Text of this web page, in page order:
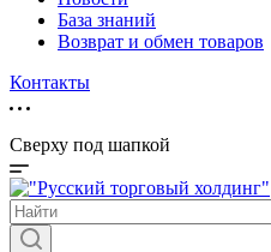
База знаний
Возврат и обмен товаров
Контакты
Сверху под шапкой